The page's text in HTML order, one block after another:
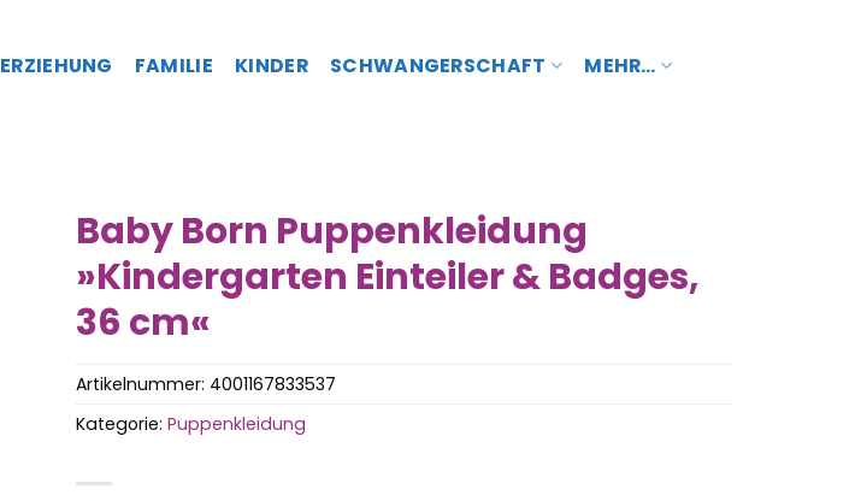
ERZIEHUNG FAMILIE KINDER SCHWANGERSCHAFT MEHR…
Baby Born Puppenkleidung
»Kindergarten Einteiler & Badges,
36 cm«
Artikelnummer: 4001167833537
Kategorie: Puppenkleidung